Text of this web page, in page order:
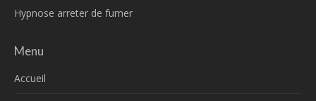
Hypnose arreter de fumer
Menu
Accueil